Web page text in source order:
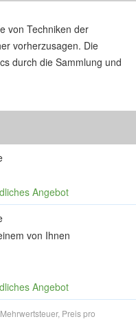
von Techniken der
vorherzusagen. Die
durch die Sammlung und
Angebot
von Ihnen
Angebot
Preis pro